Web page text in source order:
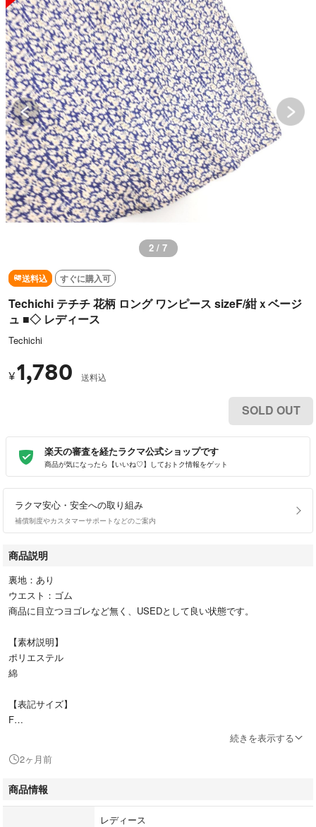
3 / 7
送料込 すぐに購入可
Techichi テチチ 花柄 ロング ワンピース sizeF/紺ｘベージ
ュ ■◇ レディース
Techichi
¥1,780 送料込
SOLD OUT
楽天の審査を経たラクマ公式ショップです
商品が気になったら【いいね♡】しておトク情報をゲット
ラクマ安心・安全への取り組み
補償制度やカスタマーサポートなどのご案内
商品説明
裏地：あり
ウエスト：ゴム
商品に目立つヨゴレなど無く、USEDとして良い状態です。
【素材説明】
ポリエステル
綿
【表記サイズ】
F
紺ｘベージュ
【実寸サイズ】
続きを表示する
2ヶ月前
商品情報
レディース